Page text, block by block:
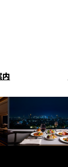
スイートのご
お料理・お飲物
挙式